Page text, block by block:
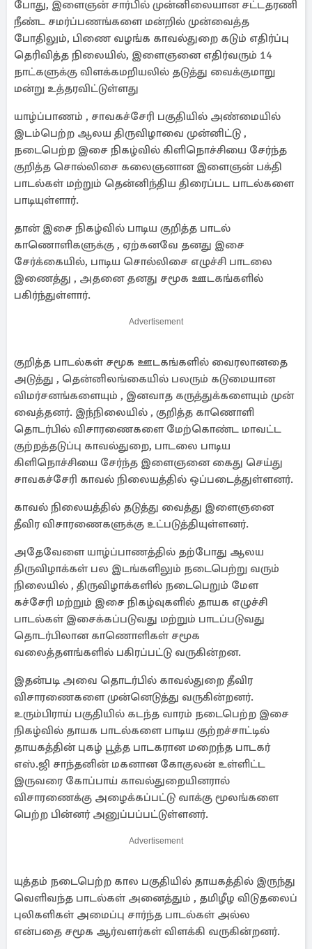
போது, இளைஞன் சார்பில் முன்னிலையான சட்டதரணி
நீண்ட சமர்ப்பணங்களை மன்றில் முன்வைத்த
போதிலும், பிணை வழங்க காவல்துறை கடும் எதிர்ப்பு
தெரிவித்த நிலையில், இளைஞனை எதிர்வரும் 14
நாட்களுக்கு விளக்கமறியலில் தடுத்து வைக்குமாறு
மன்று உத்தரவிட்டுள்ளது
யாழ்ப்பாணம் , சாவகச்சேரி பகுதியில் அண்மையில்
இடம்பெற்ற ஆலய திருவிழாவை முன்னிட்டு ,
நடைபெற்ற இசை நிகழ்வில் கிளிநொச்சியை சேர்ந்த
குறித்த சொல்லிசை கலைஞனான இளைஞன் பக்தி
பாடல்கள் மற்றும் தென்னிந்திய திரைப்பட பாடல்களை
பாடியுள்ளார்.
தான் இசை நிகழ்வில் பாடிய குறித்த பாடல்
காணொளிகளுக்கு , ஏற்கனவே தனது இசை
சேர்க்கையில், பாடிய சொல்லிசை எழுச்சி பாடலை
இணைத்து , அதனை தனது சமூக ஊடகங்களில்
பகிர்ந்துள்ளார்.
Advertisement
குறித்த பாடல்கள் சமூக ஊடகங்களில் வைரலானதை
அடுத்து , தென்னிலங்கையில் பலரும் கடுமையான
விமர்சனங்களையும் , இனவாத கருத்துக்களையும் முன்
வைத்தனர். இந்நிலையில் , குறித்த காணொளி
தொடர்பில் விசாரணைகளை மேற்கொண்ட மாவட்ட
குற்றத்தடுப்பு காவல்துறை, பாடலை பாடிய
கிளிநொச்சியை சேர்ந்த இளைஞனை கைது செய்து
சாவகச்சேரி காவல் நிலையத்தில் ஒப்படைத்துள்ளனர்.
காவல் நிலையத்தில் தடுத்து வைத்து இளைஞனை
தீவிர விசாரணைகளுக்கு உட்படுத்தியுள்ளனர்.
அதேவேளை யாழ்ப்பாணத்தில் தற்போது ஆலய
திருவிழாக்கள் பல இடங்களிலும் நடைபெற்று வரும்
நிலையில் , திருவிழாக்களில் நடைபெறும் மேள
கச்சேரி மற்றும் இசை நிகழ்வுகளில் தாயக எழுச்சி
பாடல்கள் இசைக்கப்படுவது மற்றும் பாடப்படுவது
தொடர்பிலான காணொளிகள் சமூக
வலைத்தளங்களில் பகிரப்பட்டு வருகின்றன.
இதன்படி அவை தொடர்பில் காவல்துறை தீவிர
விசாரணைகளை முன்னெடுத்து வருகின்றனர்.
உரும்பிராய் பகுதியில் கடந்த வாரம் நடைபெற்ற இசை
நிகழ்வில் தாயக பாடல்களை பாடிய குற்றச்சாட்டில்
தாயகத்தின் புகழ் பூத்த பாடகரான மறைந்த பாடகர்
எஸ்.ஜி சாந்தனின் மகனான கோகுலன் உள்ளிட்ட
இருவரை கோப்பாய் காவல்துறையினரால்
விசாரணைக்கு அழைக்கப்பட்டு வாக்கு மூலங்களை
பெற்ற பின்னர் அனுப்பப்பட்டுள்ளனர்.
Advertisement
யுத்தம் நடைபெற்ற கால பகுதியில் தாயகத்தில் இருந்து
வெளிவந்த பாடல்கள் அனைத்தும் , தமிழீழ விடுதலைப்
புலிகளிகள் அமைப்பு சார்ந்த பாடல்கள் அல்ல
என்பதை சமூக ஆர்வளர்கள் விளக்கி வருகின்றனர்.